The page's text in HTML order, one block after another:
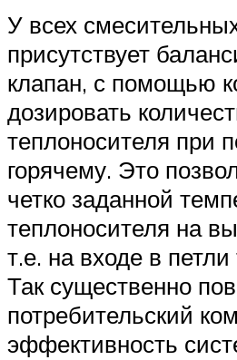
У всех
присутствует
клапан, с помощью
дозировать
теплоносителя при
горячему. Это
четко заданной
теплоносителя на
т.е. на входе в петли
Так существенно
потребительский
эффективность